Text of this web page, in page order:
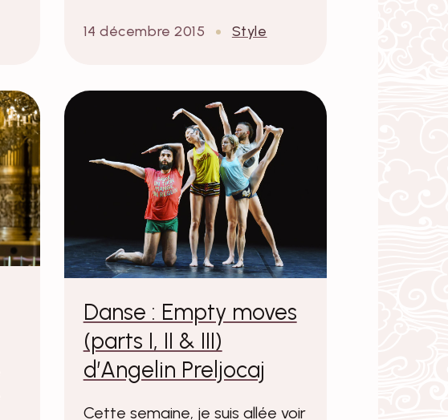
14 décembre 2015 Style
Danse : Empty moves
(parts I, II & III)
d’Angelin Preljocaj
Cette semaine, je suis allée voir